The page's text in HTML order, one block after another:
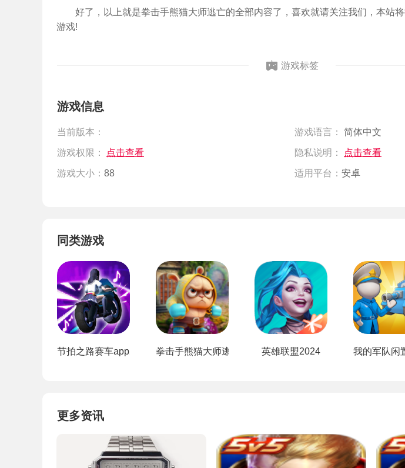
好了，以上就是拳击手熊猫大师逃亡的全部内容了，喜欢就请关注我们，本站
游戏!
游戏标签
游戏信息
当前版本： 游戏语言： 简体中文
游戏权限： 点击查看 隐私说明： 点击查看
游戏大小： 88 适用平台： 安卓
同类游戏
节拍之路赛车app2024 拳击手熊猫大师逃亡app 英雄联盟2024 我的军队闲
更多资讯